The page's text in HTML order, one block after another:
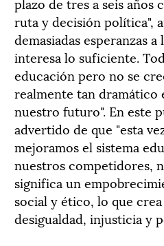
ruta y decisión política",
demasiadas esperanzas
interesa lo suficiente.
educación pero no se
realmente tan dramático
nuestro futuro". En este
advertido de que "esta
mejoramos el sistema
nuestros competidores,
significa un
social y ético, lo que
desigualdad, injusticia y